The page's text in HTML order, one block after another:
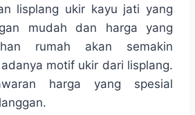
lisplang ukir kayu jati yang
mudah dan harga yang
rumah akan semakin
motif ukir dari lisplang.
harga yang spesial